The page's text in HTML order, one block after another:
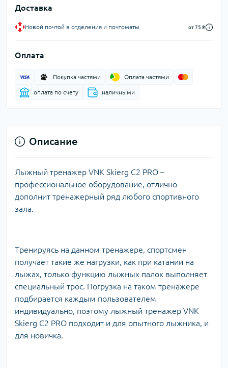
Доставка
Новой почтой в отделения и почтоматы от 75 ₴
Оплата
Покупка частями Оплата частями
оплата по счету наличными
Описание
Лыжный тренажер VNK Skierg C2 PRO –
профессиональное оборудование, отлично
дополнит тренажерный ряд любого спортивного
зала.
Тренируясь на данном тренажере, спортсмен
получает такие же нагрузки, как при катании на
лыжах, только функцию лыжных палок выполняет
специальный трос. Погрузка на таком тренажере
подбирается каждым пользователем
индивидуально, поэтому лыжный тренажер VNK
Skierg C2 PRO подходит и для опытного лыжника, и
для новичка.